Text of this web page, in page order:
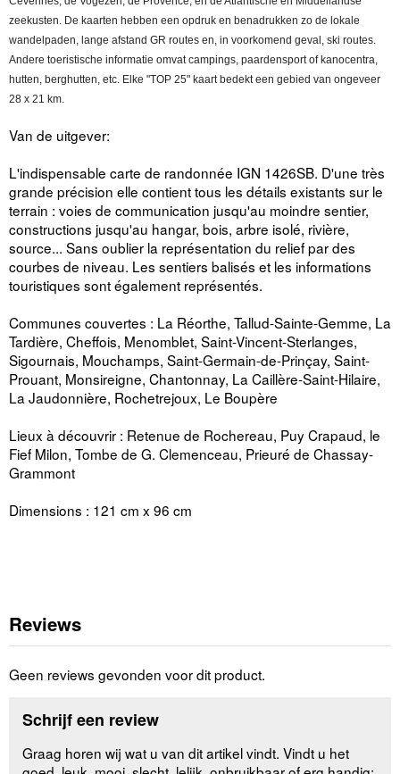
zeekusten. De kaarten hebben een opdruk en benadrukken zo de lokale
wandelpaden, lange afstand GR routes en, in voorkomend geval, ski routes.
Andere toeristische informatie omvat campings, paardensport of kanocentra,
hutten, berghutten, etc. Elke "TOP 25" kaart bedekt een gebied van ongeveer
28 x 21 km.
Van de uitgever:
L'indispensable carte de randonnée IGN 1426SB. D'une très
grande précision elle contient tous les détails existants sur le
terrain : voies de communication jusqu'au moindre sentier,
constructions jusqu'au hangar, bois, arbre isolé, rivière,
source... Sans oublier la représentation du relief par des
courbes de niveau. Les sentiers balisés et les informations
touristiques sont également représentés.
Communes couvertes : La Réorthe, Tallud-Sainte-Gemme, La
Tardière, Cheffois, Menomblet, Saint-Vincent-Sterlanges,
Sigournais, Mouchamps, Saint-Germain-de-Prinçay, Saint-
Prouant, Monsireigne, Chantonnay, La Caillère-Saint-Hilaire,
La Jaudonnière, Rochetrejoux, Le Boupère
Lieux à découvrir : Retenue de Rochereau, Puy Crapaud, le
Fief Milon, Tombe de G. Clemenceau, Prieuré de Chassay-
Grammont
Dimensions : 121 cm x 96 cm
Reviews
Geen reviews gevonden voor dit product.
Schrijf een review
Graag horen wij wat u van dit artikel vindt. Vindt u het